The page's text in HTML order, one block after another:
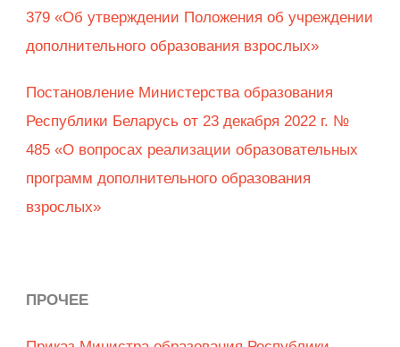
379 «Об утверждении Положения об учреждении
дополнительного образования взрослых»
Постановление Министерства образования
Республики Беларусь от 23 декабря 2022 г. №
485 «О вопросах реализации образовательных
программ дополнительного образования
взрослых»
ПРОЧЕЕ